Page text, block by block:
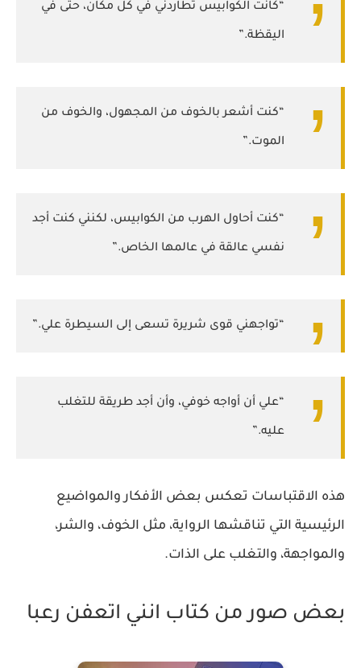
“كانت الكوابيس تطاردني في كل مكان، حتى في
اليقظة.”
“كنت أشعر بالخوف من المجهول، والخوف من
الموت.”
“كنت أحاول الهرب من الكوابيس، لكنني كنت أجد
نفسي عالقة في عالمها الخاص.”
“تواجهني قوى شريرة تسعى إلى السيطرة علي.”
“علي أن أواجه خوفي، وأن أجد طريقة للتغلب
عليه.”
هذه الاقتباسات تعكس بعض الأفكار والمواضيع
الرئيسية التي تناقشها الرواية، مثل الخوف، والشر،
والمواجهة، والتغلب على الذات.
بعض صور من كتاب انني اتعفن رعبا